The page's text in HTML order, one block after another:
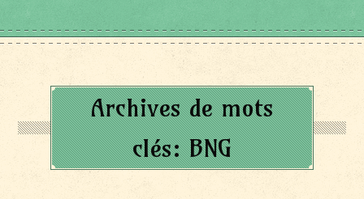
Archives de mots
clés:BNG